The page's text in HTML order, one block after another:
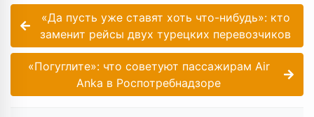
«Да пусть уже ставят хоть что-нибудь»: кто
заменит рейсы двух турецких перевозчиков
«Погуглите»: что советуют пассажирам Air
Anka в Роспотребнадзоре